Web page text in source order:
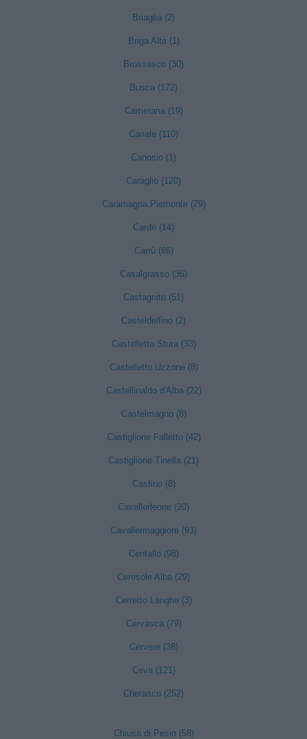
Briaglia (2)
Briga Alta (1)
Brossasco (30)
Busca (172)
Camerana (19)
Canale (110)
Canosio (1)
Caraglio (120)
Caramagna Piemonte (79)
Cardè (14)
Carrù (86)
Casalgrasso (36)
Castagnito (51)
Casteldelfino (2)
Castelletto Stura (33)
Castelletto Uzzone (8)
Castellinaldo d'Alba (22)
Castelmagno (8)
Castiglione Falletto (42)
Castiglione Tinella (21)
Castino (8)
Cavallerleone (20)
Cavallermaggiore (93)
Centallo (98)
Ceresole Alba (29)
Cerretto Langhe (3)
Cervasca (79)
Cervere (38)
Ceva (121)
Cherasco (252)
Chiusa di Pesio (58)